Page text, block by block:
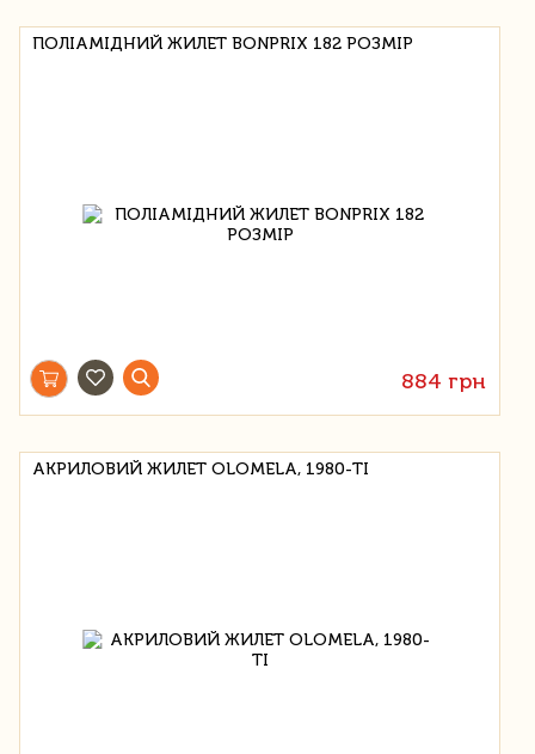
ПОЛІАМІДНИЙ ЖИЛЕТ BONPRIX 182 РОЗМІР
884 грн
АКРИЛОВИЙ ЖИЛЕТ OLOMELA, 1980-ТІ